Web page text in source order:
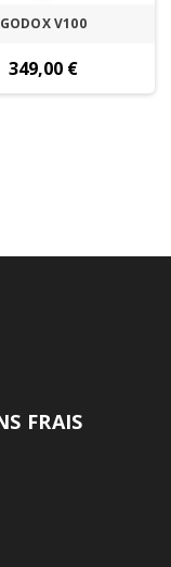
GODOX V100
349,00 €
FRAIS